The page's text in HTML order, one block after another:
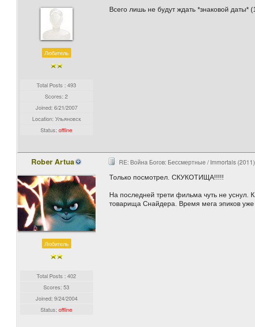
Любитель
Total Posts : 493
Scores: 2
Joined: 6/21/2007
Location: Ульяновск
Status:offline
Всего лишь не будут ждать *знаковой
Rober Artua
Любитель
Total Posts : 402
Scores: 53
Joined: 9/24/2004
Status:offline
RE: Война Богов: Бессмертные / Immortals (2011)
Только посмотрел. СКУКОТИЩА!!!!!
На последней трети фильма чуть не уснул.
товарища Снайдера. Время мега эпиков